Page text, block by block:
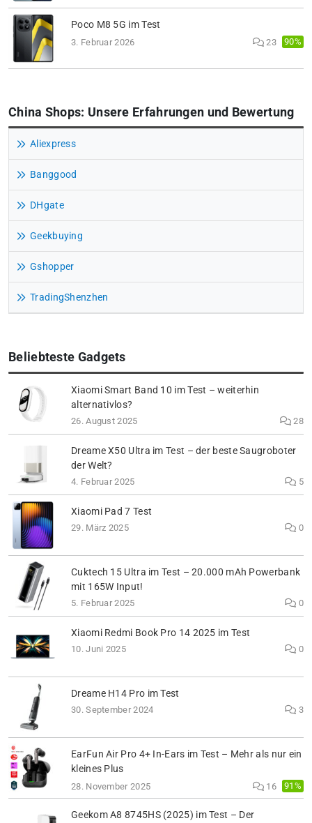
Poco M8 5G im Test
3. Februar 2026 23 90%
China Shops: Unsere Erfahrungen und Bewertung
Aliexpress
Banggood
DHgate
Geekbuying
Gshopper
TradingShenzhen
Beliebteste Gadgets
Xiaomi Smart Band 10 im Test – weiterhin
alternativlos?
26. August 2025 28
Dreame X50 Ultra im Test – der beste Saugroboter
der Welt?
4. Februar 2025 5
Xiaomi Pad 7 Test
29. März 2025 0
Cuktech 15 Ultra im Test – 20.000 mAh Powerbank
mit 165W Input!
5. Februar 2025 0
Xiaomi Redmi Book Pro 14 2025 im Test
10. Juni 2025 0
Dreame H14 Pro im Test
30. September 2024 3
EarFun Air Pro 4+ In-Ears im Test – Mehr als nur ein
kleines Plus
28. November 2025 16 91%
Geekom A8 8745HS (2025) im Test – Der